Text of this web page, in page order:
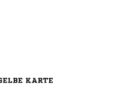
KARTE